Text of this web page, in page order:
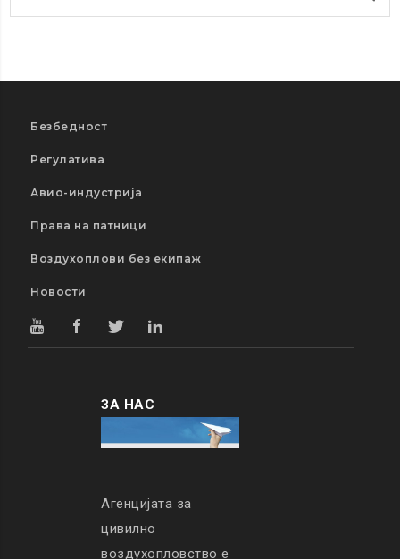
Безбедност
Регулатива
Авио-индустрија
Права на патници
Воздухоплови без екипаж
Новости
ЗА НАС
Агенцијата за
цивилно
воздухопловство е